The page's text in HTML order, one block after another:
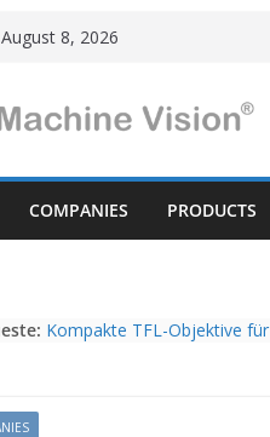
8, 2026
COMPANIES PRODUCTS
Kompakte TFL-Objektive für